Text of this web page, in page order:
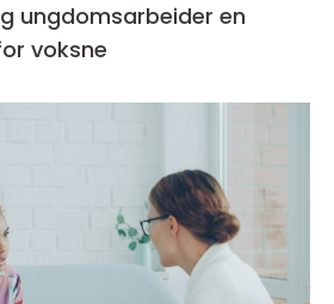
en
voksne